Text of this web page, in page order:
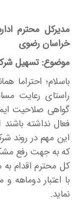
مدیرکل محترم
خراسان رضوی
موضوع: تسهیل
باسلام؛ احتراما
راستای رعایت
گواهی صلاحیت
فعال نداشته
این مهم در روند
که به جهت رفع
کل محترم اقدام به
با اعتبار
نماید.